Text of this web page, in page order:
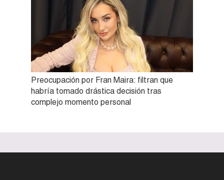
Preocupación por Fran Maira: filtran que
habría tomado drástica decisión tras
complejo momento personal